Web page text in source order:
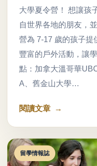
大學夏令營！ 想讓孩
自世界各地的朋友，
營為 7-17 歲的孩子提
豐富的戶外活動，讓
點：加拿大溫哥華
A、舊金山大學…
閱讀文章
留學情報誌